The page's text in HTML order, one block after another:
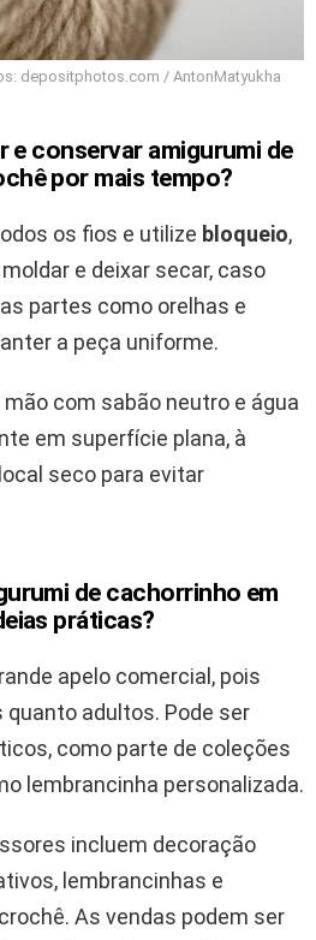
depositphotos.com / AntonMatyukha
e conservar amigurumi de
por mais tempo?
os fios e utilize bloqueio,
e deixar secar, caso
partes como orelhas e
a peça uniforme.
mão com sabão neutro e água
em superfície plana, à
seco para evitar
de cachorrinho em
práticas?
apelo comercial, pois
adultos. Pode ser
como parte de coleções
lembrancinha personalizada.
incluem decoração
lembrancinhas e
As vendas podem ser